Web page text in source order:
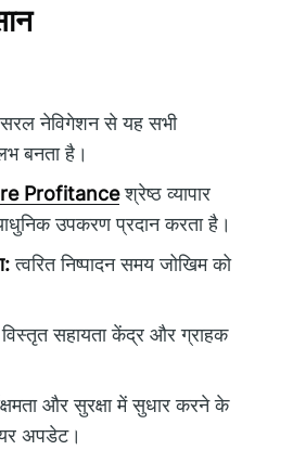
सरल नेविगेशन से यह सभी
बनता है।
Profitanceश्रेष्ठ व्यापार
उपकरण प्रदान करता है।
त्वरित निष्पादन समय जोखिम को
सहायता केंद्र और ग्राहक
और सुरक्षा में सुधार करने के
अपडेट।